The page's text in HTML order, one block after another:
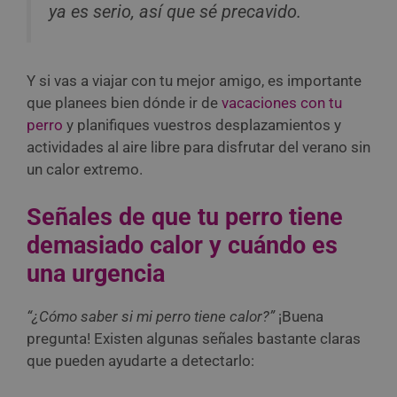
ya es serio, así que sé precavido.
Y si vas a viajar con tu mejor amigo, es importante
que planees bien dónde ir de vacaciones con tu
perro y planifiques vuestros desplazamientos y
actividades al aire libre para disfrutar del verano sin
un calor extremo.
Señales de que tu perro tiene
demasiado calor y cuándo es
una urgencia
“¿Cómo saber si mi perro tiene calor?” ¡Buena
pregunta! Existen algunas señales bastante claras
que pueden ayudarte a detectarlo: